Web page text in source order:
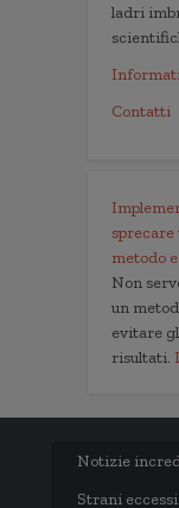
ladri
Contatti
sprecare
metodo
Non
un
evitare
risultati.
Notizie
Strani eccessi